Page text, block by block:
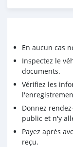
En aucun cas
Inspectez le
documents.
Vérifiez les
Donnez
public et n'y
Payez après
reçu.